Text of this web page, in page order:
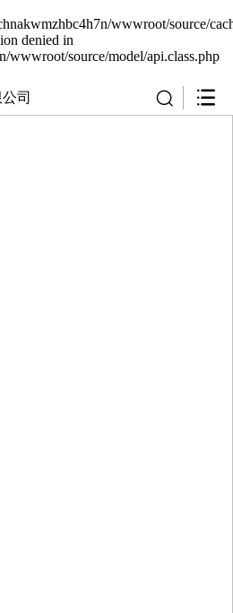
wwwroot/source/
denied in
wwwroot/source/model/api.class.php
司